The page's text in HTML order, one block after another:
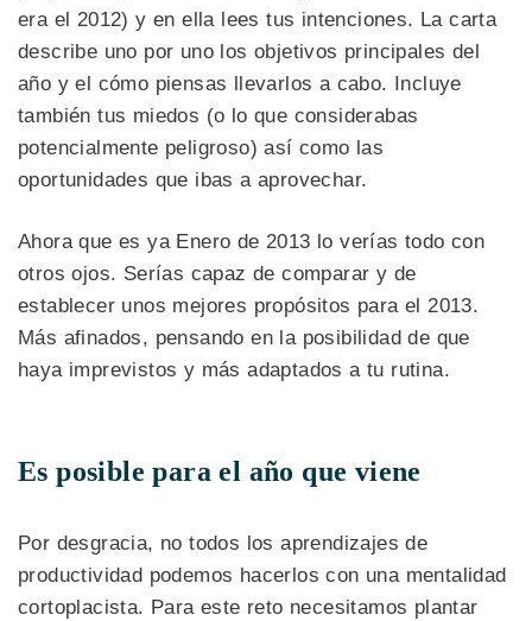
era el 2012) y en ella lees tus intenciones. La carta
describe uno por uno los objetivos principales del
año y el cómo piensas llevarlos a cabo. Incluye
también tus miedos (o lo que considerabas
potencialmente peligroso) así como las
oportunidades que ibas a aprovechar.
Ahora que es ya Enero de 2013 lo verías todo con
otros ojos. Serías capaz de comparar y de
establecer unos mejores propósitos para el 2013.
Más afinados, pensando en la posibilidad de que
haya imprevistos y más adaptados a tu rutina.
Es posible para el año que viene
Por desgracia, no todos los aprendizajes de
productividad podemos hacerlos con una mentalidad
cortoplacista. Para este reto necesitamos plantar